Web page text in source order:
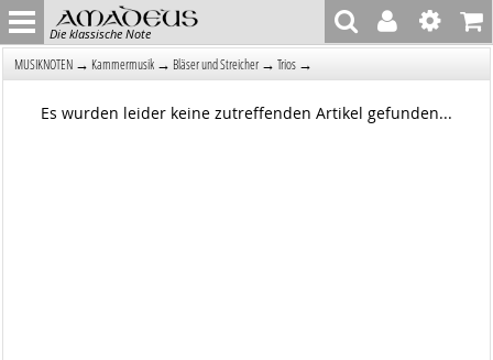
Die klassische Note
MUSIKNOTEN → Kammermusik → Bläser und Streicher → Trios →
Es wurden leider keine zutreffenden Artikel gefunden...